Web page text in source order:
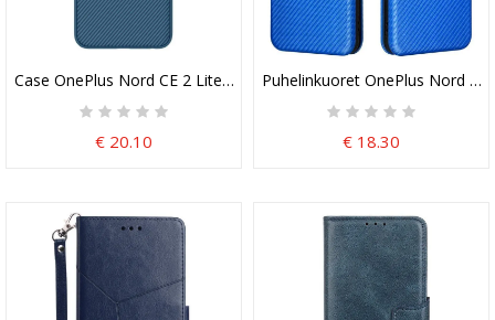
Case OnePlus Nord CE 2 Lite 5G Nokkakilpi Nillkin
€ 20.10
Puhelinkuoret OnePlus Nord
€ 18.30